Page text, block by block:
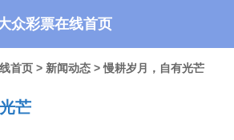
众彩票在线首页
首页 > 新闻动态 > 慢耕岁月，自有光芒
芒